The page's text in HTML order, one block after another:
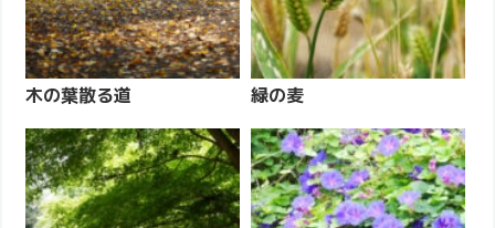
木の葉散る道 緑の麦